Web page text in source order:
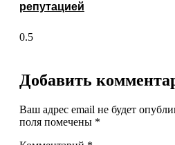
репутацией
Добавить
Ваш адрес email не будет
поля помечены *